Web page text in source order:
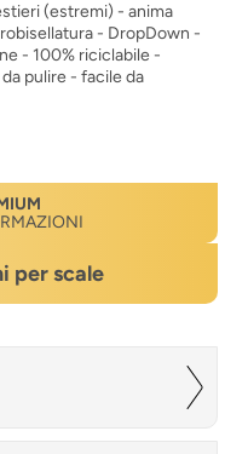
(estremi) - anima
- DropDown -
- 100% riciclabile -
pulire - facile da
per scale